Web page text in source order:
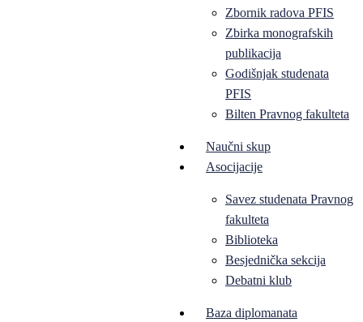
Zbornik radova PFIS
Zbirka monografskih
publikacija
Godišnjak studenata
PFIS
Bilten Pravnog fakulteta
Naučni skup
Asocijacije
Savez studenata Pravnog
fakulteta
Biblioteka
Besjednička sekcija
Debatni klub
Baza diplomanata